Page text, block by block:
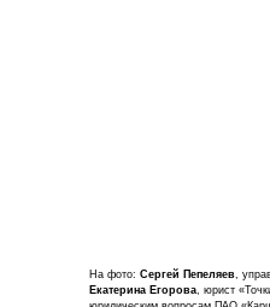
На фото: Сергей Пепеляев,
Екатерина Егорова, юрист